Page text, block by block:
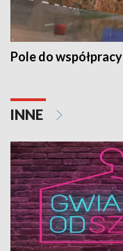
Pole do współpracy
INNE